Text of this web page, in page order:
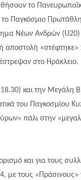
το
το Παγκόσμιο
Νέων Ανδρών
αποστολή
στο Ηράκλειο.
και την Μεγάλη
του Παγκοσμίου
πάλι στην
και για τους
με τους «Πράσινους»